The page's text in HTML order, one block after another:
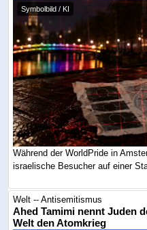
Symbolbild / KI
Während der WorldPride in
israelische Besucher auf einer
Welt -- Antisemitismus
Ahed Tamimi nennt Juden
Welt den Atomkrieg